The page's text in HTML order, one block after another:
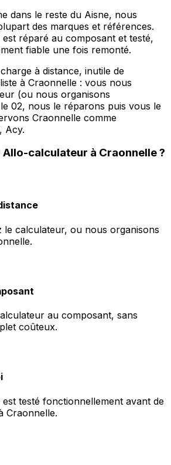
dans le reste du Aisne, nous
des marques et références.
réparé au composant et testé,
fiable une fois remonté.
à distance, inutile de
à Craonnelle : vous nous
(ou nous organisons
02, nous le réparons puis vous le
Craonnelle comme
Acy.
Allo-calculateur à Craonnelle?
le calculateur, ou nous organisons
au composant, sans
coûteux.
testé fonctionnellement avant de
Craonnelle.